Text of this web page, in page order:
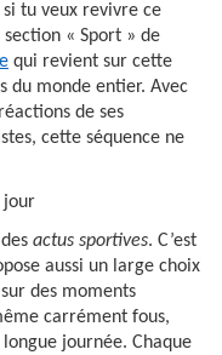
si tu veux revivre ce
« Sport » de
qui revient sur cette
du monde entier. Avec
de ses
cette séquence ne
jour
actus sportives. C’est
aussi un large choix
des moments
carrément fous,
journée. Chaque